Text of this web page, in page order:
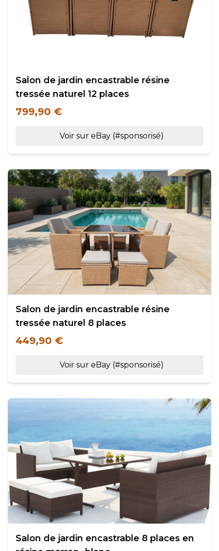
Salon de jardin encastrable résine
tressée naturel 12 places
799,90 €
Voir sur eBay (#sponsorisé)
Salon de jardin encastrable résine
tressée naturel 8 places
449,90 €
Voir sur eBay (#sponsorisé)
Salon de jardin encastrable 8 places en